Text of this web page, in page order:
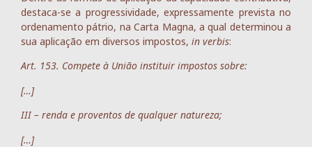
destaca-se a progressividade, expressamente prevista no
ordenamento pátrio, na Carta Magna, a qual determinou a
sua aplicação em diversos impostos, in verbis:
Art. 153. Compete à União instituir impostos sobre:
[…]
III – renda e proventos de qualquer natureza;
[…]